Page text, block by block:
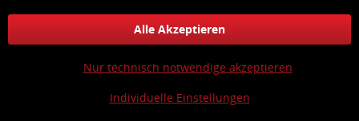
Individuelle Einstellungen
Nur technisch notwendige akzeptieren
Alle Akzeptieren